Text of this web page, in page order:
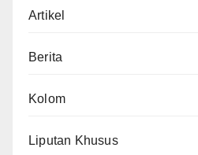
Artikel
Berita
Kolom
Liputan Khusus